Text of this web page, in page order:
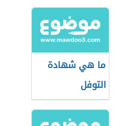
ما هي شهادة
التوفل